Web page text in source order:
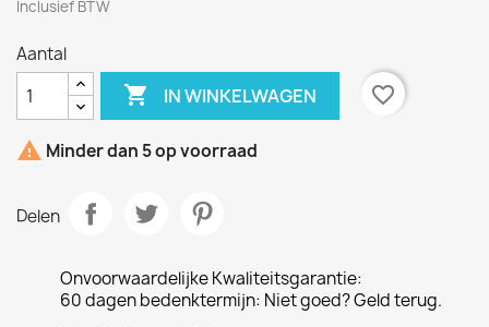
Inclusief BTW
Aantal
 IN WINKELWAGEN favorite_border
 Minder dan 5 op voorraad
Delen
Onvoorwaardelijke Kwaliteitsgarantie:
60 dagen bedenktermijn: Niet goed? Geld terug.